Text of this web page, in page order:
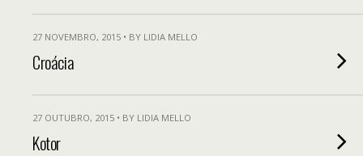
27 NOVEMBRO, 2015 • BY LIDIA MELLO
Croácia
27 OUTUBRO, 2015 • BY LIDIA MELLO
Kotor